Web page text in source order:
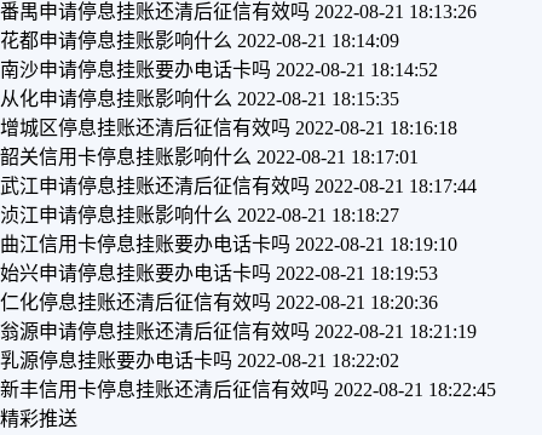
番禺申请停息挂账还清后征信有效吗 2022-08-21 18:13:26
花都申请停息挂账影响什么 2022-08-21 18:14:09
南沙申请停息挂账要办电话卡吗 2022-08-21 18:14:52
从化申请停息挂账影响什么 2022-08-21 18:15:35
增城区停息挂账还清后征信有效吗 2022-08-21 18:16:18
韶关信用卡停息挂账影响什么 2022-08-21 18:17:01
武江申请停息挂账还清后征信有效吗 2022-08-21 18:17:44
浈江申请停息挂账影响什么 2022-08-21 18:18:27
曲江信用卡停息挂账要办电话卡吗 2022-08-21 18:19:10
始兴申请停息挂账要办电话卡吗 2022-08-21 18:19:53
仁化停息挂账还清后征信有效吗 2022-08-21 18:20:36
翁源申请停息挂账还清后征信有效吗 2022-08-21 18:21:19
乳源停息挂账要办电话卡吗 2022-08-21 18:22:02
新丰信用卡停息挂账还清后征信有效吗 2022-08-21 18:22:45
精彩推送